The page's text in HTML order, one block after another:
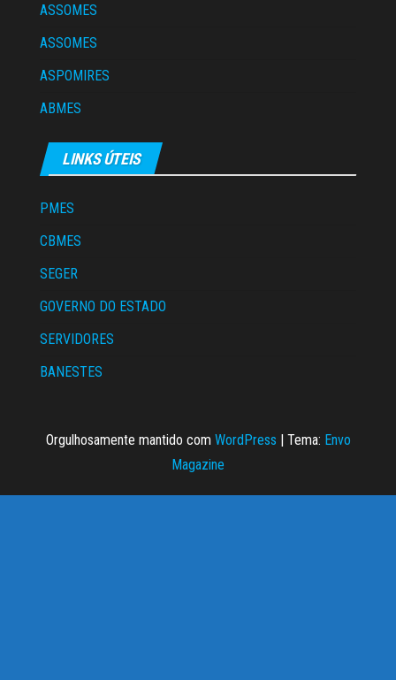
ASSOMES
ASSOMES
ASPOMIRES
ABMES
LINKS ÚTEIS
PMES
CBMES
SEGER
GOVERNO DO ESTADO
SERVIDORES
BANESTES
Orgulhosamente mantido com WordPress | Tema: Envo
Magazine